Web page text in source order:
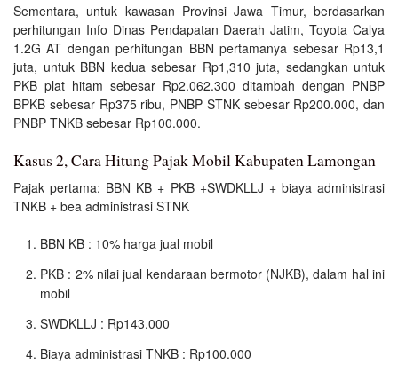
Sementara, untuk kawasan Provinsi Jawa Timur, berdasarkan
perhitungan Info Dinas Pendapatan Daerah Jatim, Toyota Calya
1.2G AT dengan perhitungan BBN pertamanya sebesar Rp13,1
juta, untuk BBN kedua sebesar Rp1,310 juta, sedangkan untuk
PKB plat hitam sebesar Rp2.062.300 ditambah dengan PNBP
BPKB sebesar Rp375 ribu, PNBP STNK sebesar Rp200.000, dan
PNBP TNKB sebesar Rp100.000.
Kasus 2, Cara Hitung Pajak Mobil Kabupaten Lamongan
Pajak pertama: BBN KB + PKB +SWDKLLJ + biaya administrasi
TNKB + bea administrasi STNK
BBN KB : 10% harga jual mobil
PKB : 2% nilai jual kendaraan bermotor (NJKB), dalam hal ini
mobil
SWDKLLJ : Rp143.000
Biaya administrasi TNKB : Rp100.000